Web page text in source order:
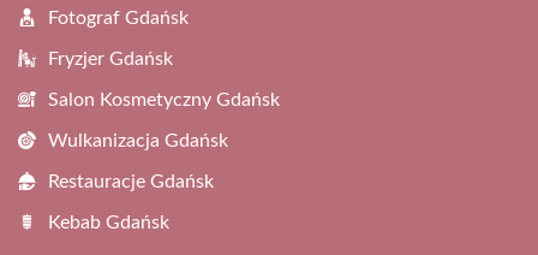
Fotograf Gdańsk
Fryzjer Gdańsk
Salon Kosmetyczny Gdańsk
Wulkanizacja Gdańsk
Restauracje Gdańsk
Kebab Gdańsk